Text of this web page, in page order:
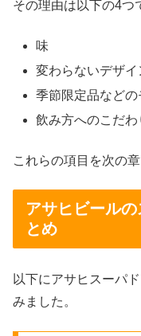
その理由は以下の4つ
味
変わらないデザイ
季節限定品など
飲み方へのこだわ
これらの項目を次の
アサヒビール
とめ
以下にアサヒスーパ
みました。